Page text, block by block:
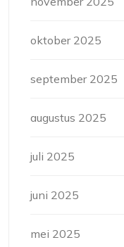
oktober 2025
september 2025
augustus 2025
juli 2025
juni 2025
mei 2025